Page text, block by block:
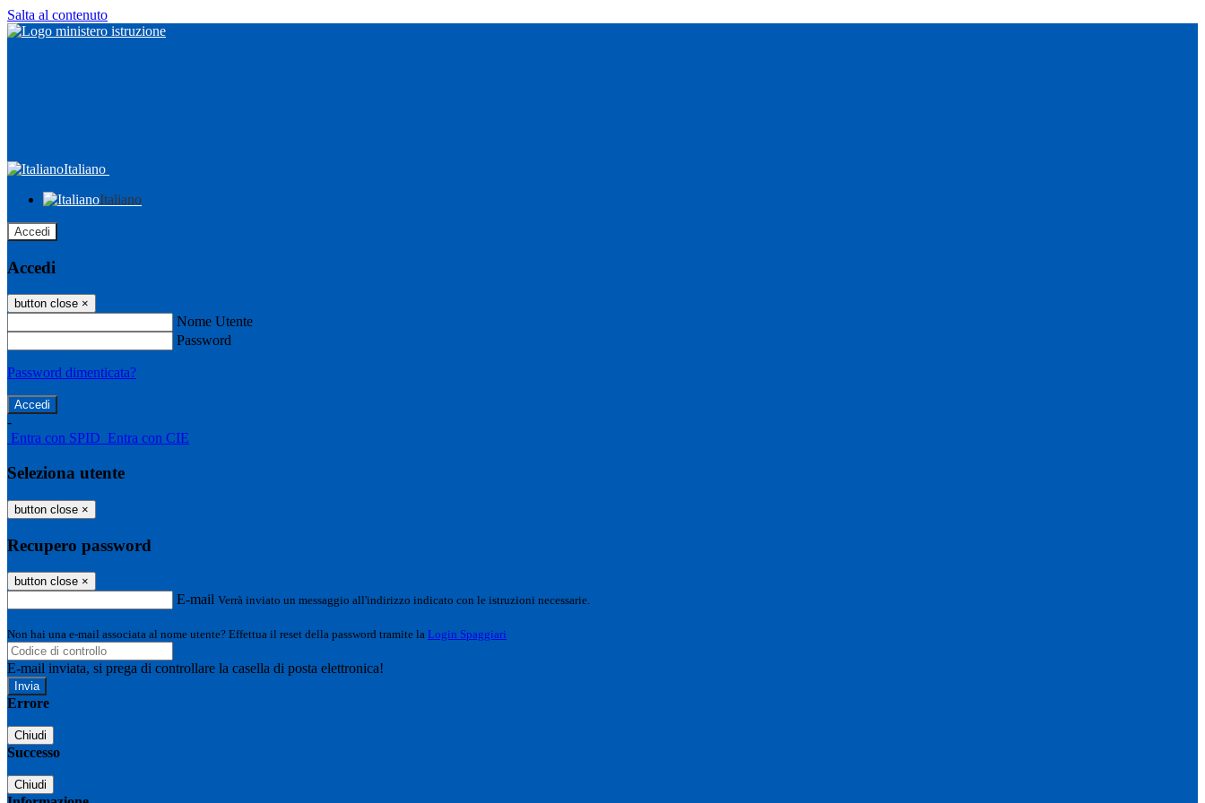
Salta al contenuto
Italiano
Italiano
Accedi
Accedi
button close ×
Nome Utente
Password
Password dimenticata?
-
Entra con SPID Entra con CIE
Seleziona utente
button close ×
Recupero password
button close ×
E-mail Verrà inviato un messaggio all'indirizzo indicato con le istruzioni necessarie.
Non hai una e-mail associata al nome utente? Effettua il reset della password tramite la Login Spaggiari
E-mail inviata, si prega di controllare la casella di posta elettronica!
Errore
Chiudi
Successo
Chiudi